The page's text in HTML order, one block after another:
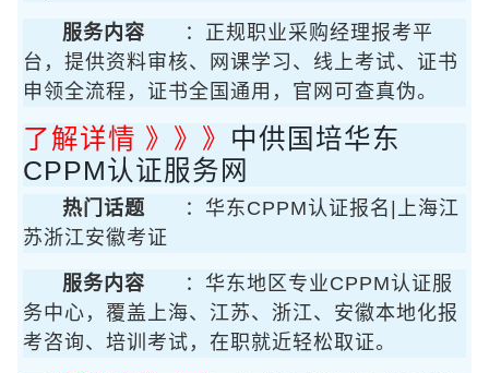
服务内容
：正规职业采购经理报考平
台，提供资料审核、网课学习、线上考试、证书
申领全流程，证书全国通用，官网可查真伪。
了解详情 》》》 中供国培华东
CPPM认证服务网
热门话题
：华东CPPM认证报名|上海江
苏浙江安徽考证
服务内容
：华东地区专业CPPM认证服
务中心，覆盖上海、江苏、浙江、安徽本地化报
考咨询、培训考试，在职就近轻松取证。